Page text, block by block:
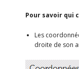
Pour savoir qui
Les
droite de son